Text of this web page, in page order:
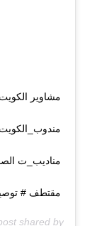
مشاوير الكويت
مناديب_ت
مقتطف #
shared by